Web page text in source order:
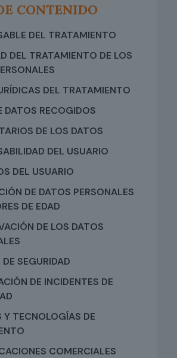
CONTENIDO
DEL TRATAMIENTO
DEL TRATAMIENTO DE LOS
DEL TRATAMIENTO
DATOS RECOGIDOS
DE LOS DATOS
DEL USUARIO
DEL USUARIO
DE DATOS PERSONALES
DE EDAD
DE LOS DATOS
SEGURIDAD
DE INCIDENTES DE
Y TECNOLOGÍAS DE
COMERCIALES